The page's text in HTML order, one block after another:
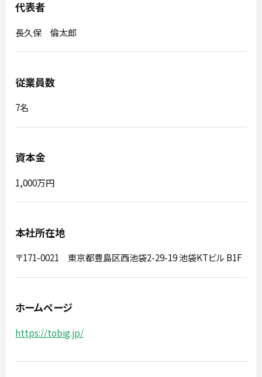
代表者
長久保 倫太郎
従業員数
7名
資本金
1,000万円
本社所在地
〒171-0021 東京都豊島区西池袋2-29-19 池袋KTビル B1F
ホームページ
https://tobig.jp/